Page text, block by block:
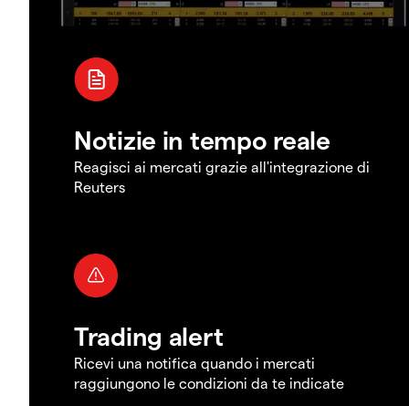
Notizie in tempo reale
Reagisci ai mercati grazie all'integrazione di
Reuters
Trading alert
Ricevi una notifica quando i mercati
raggiungono le condizioni da te indicate